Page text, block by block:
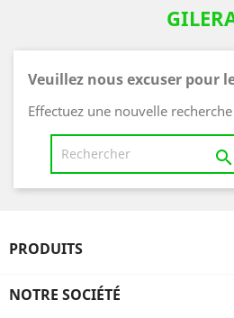
Veuillez nous excuser pour
Effectuez une nouvelle recherche

PRODUITS
NOTRE SOCIÉTÉ